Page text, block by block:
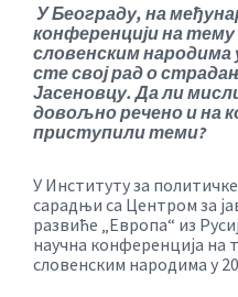
У Београду, на
конференцији на
словенским народима
сте свој рад о
Јасеновцу. Да ли
довољно речено и на
приступили теми?
У Институту за
сарадњи са Центром за
развиће „Европа“ из
научна конференција на
словенским народима у